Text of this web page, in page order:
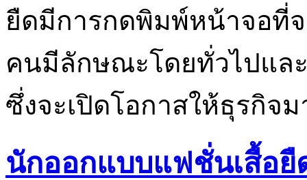
ยืดมีการกดพิมพ์หน้าจอที่จ
คนมีลักษณะโดยทั่วไปแล
ซึ่งจะเปิดโอกาสให้ธุรกิ
นักออกแบบแฟชั่นเสื้อยื